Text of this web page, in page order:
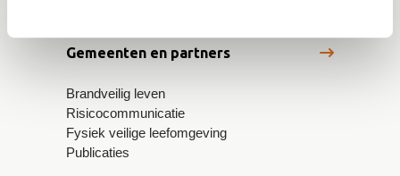
Gemeenten en partners
Brandveilig leven
Risicocommunicatie
Fysiek veilige leefomgeving
Publicaties